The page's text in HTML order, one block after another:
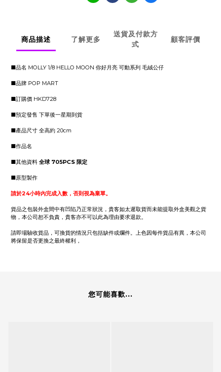
商品描述 了解更多
送貨及付款方
式
顧客評價
■品名 MOLLY 1/8 HELLO MOON 你好月亮 可動系列 毛絨公仔
■品牌 POP MART
■訂購價 HKD728
■預定發售 下單後一星期到貨
■產品尺寸 全高約 20cm
■作品名
■其他資料 全球 705PCS 限定
■原型製作
請於24小時內完成入數，否則視為棄單。
貨品之包裝外盒間中有凹陷乃正常狀況，貴客如太遲取貨而未能提取外盒美觀之貨
物，本公司恕不負責，貴客亦不可以此為理由要求退款。
請即場驗收貨品，可換貨的情況只包括缺件或爛件。上色因每件貨品有異，本公司
將保留是否更換之最終權利，
您可能喜歡...